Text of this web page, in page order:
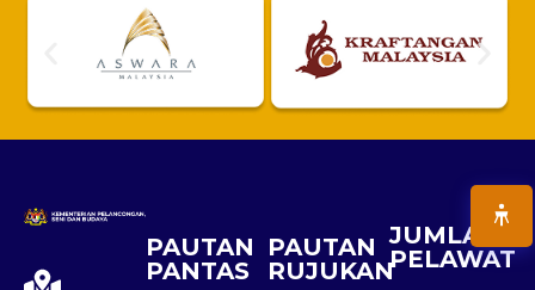
PAUTAN
PANTAS
PAUTAN
RUJUKAN
JUMLAH
PELAWAT